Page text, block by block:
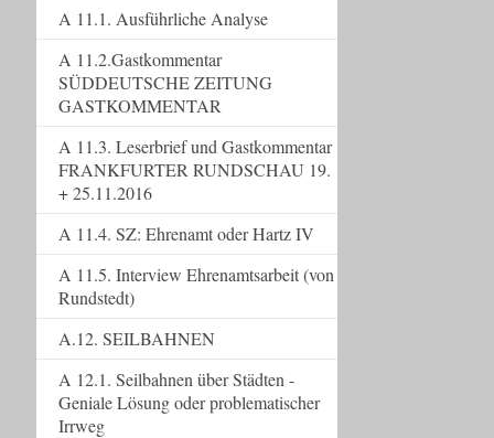
A 11.1. Ausführliche Analyse
A 11.2.Gastkommentar
SÜDDEUTSCHE ZEITUNG
GASTKOMMENTAR
A 11.3. Leserbrief und Gastkommentar
FRANKFURTER RUNDSCHAU 19.
+ 25.11.2016
A 11.4. SZ: Ehrenamt oder Hartz IV
A 11.5. Interview Ehrenamtsarbeit (von
Rundstedt)
A.12. SEILBAHNEN
A 12.1. Seilbahnen über Städten -
Geniale Lösung oder problematischer
Irrweg